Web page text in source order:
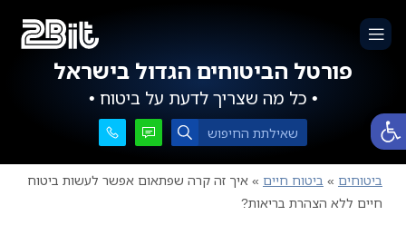
פתח סרגל נגישות
פורטל הביטוחים הגדול בישראל
• כל מה שצריך לדעת על ביטוח •
ביטוחים » ביטוח חיים » איך זה קרה שפתאום אפשר לעשות ביטוח
חיים ללא הצהרת בריאות?